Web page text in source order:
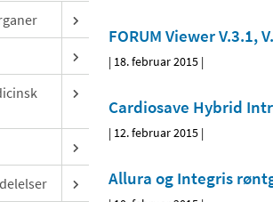
FORUM Viewer V.3.1,
| 18. februar 2015 |
Cardiosave Hybrid
| 12. februar 2015 |
Allura og Integris